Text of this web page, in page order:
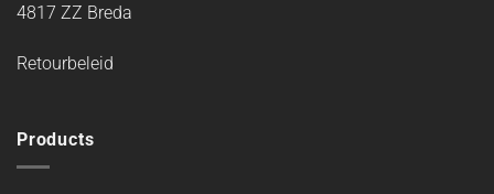
4817 ZZ Breda
Retourbeleid
Products